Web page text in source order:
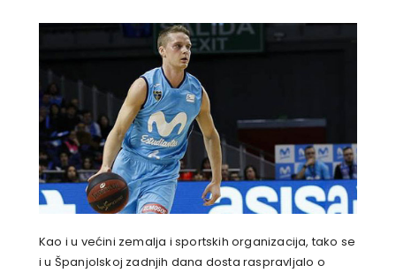
Kao i u većini zemalja i sportskih organizacija, tako se
i u Španjolskoj zadnjih dana dosta raspravljalo o